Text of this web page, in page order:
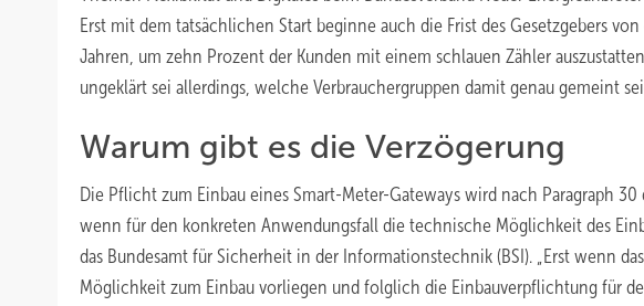
Erst mit dem tatsächlichen Start beginne auch die Frist des Gesetzgebers von
Jahren, um zehn Prozent der Kunden mit einem schlauen Zähler
ungeklärt sei allerdings, welche Verbrauchergruppen damit genau gemeint
Warum gibt es die Verzögerung
Die Pflicht zum Einbau eines Smart-Meter-Gateways wird nach Paragraph 30
wenn für den konkreten Anwendungsfall die technische Möglichkeit des
das Bundesamt für Sicherheit in der Informationstechnik (BSI). „Erst wenn
Möglichkeit zum Einbau vorliegen und folglich die Einbauverpflichtung für